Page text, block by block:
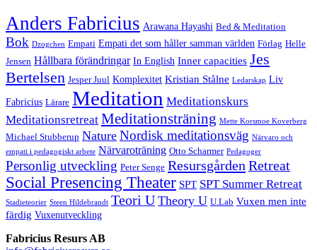
Anders Fabricius Arawana Hayashi Bed & Meditation
Bok Dzogchen Empati Empati det som håller samman världen Förlag Helle
Jensen Hållbara förändringar In English Inner capacities Jes
Bertelsen Jesper Juul Komplexitet Kristian Stålne Ledarskap Liv
Fabricius Lärare Meditation Meditationskurs
Meditationsretreat Meditationsträning Mette Korsmoe Koverberg
Michael Stubberup Nature Nordisk meditationsväg Närvaro och
empati i pedagogiskt arbete Närvaroträning Otto Scharmer Pedagoger
Personlig utveckling Peter Senge Resursgården Retreat
Social Presencing Theater SPT SPT Summer Retreat
Stadieteorier Steen Hildebrandt Teori U Theory U U.Lab Vuxen men inte
färdig Vuxenutveckling
Fabricius Resurs AB